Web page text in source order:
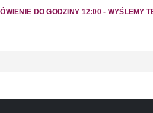
DO GODZINY 12:00 - WYŚLEMY